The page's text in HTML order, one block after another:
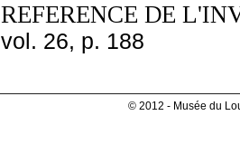
REFERENCE DE
vol. 26, p. 188
© 2012 - Musée du